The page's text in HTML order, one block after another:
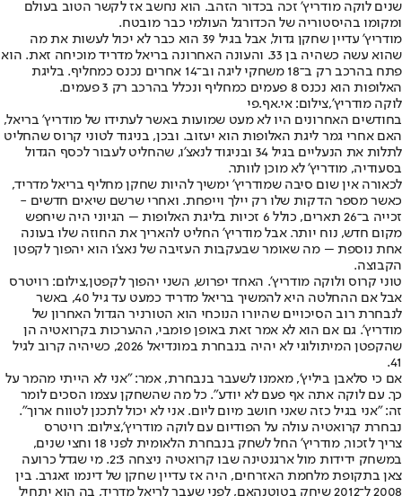
שנים לוקה מודריץ' זכה בכדור הזהב. הוא נחשב אז לקשר הטוב בעולם
ומקומו בהיסטוריה של הכדורגל העולמי כבר מובטח.
מודריץ' עדיין שחקן גדול, אבל בגיל 39 הוא כבר לא יכול לעשות את מה
שהוא עשה כשהיה בן 33. והעונה האחרונה בריאל מדריד מוכיחה זאת. הוא
פתח בהרכב רק ב־18 משחקי ליגה וב־14 אחרים נכנס כמחליף. בליגת
האלופות הוא נכנס 8 פעמים כמחליף ונכלל בהרכב רק 3 פעמים.
לוקה מודריץ',צילום: אי.אף.פי
בחודשים האחרונים היו לא מעט שמועות באשר לעתידו של מודריץ' בריאל,
האם אחרי גמר ליגת האלופות הוא יעזוב. ובכן, בניגוד לטוני קרוס שהחליט
לתלות את הנעליים בגיל 34 ובניגוד לנאצ'ו, שהחליט לעבור לכסף הגדול
בסעודיה, מודריץ' לא מוכן לוותר.
לכאורה אין שום סיבה שמודריץ' ימשיך להיות שחקן מחליף בריאל מדריד,
כאשר מספר הדקות שלו רק יילך וייפחת. ואחרי שרשם שיאים חדשים -
זכייה ב־26 תארים, כולל 6 זכיות בליגת האלופות – הגיוני היה שיחפש
מקום חדש, נוח יותר. אבל מודריץ' החליט להאריך את החוזה שלו בעונה
אחת נוספת – מה שאומר שבעקבות העזיבה של נאצ'ו הוא יהפוך לקפטן
הקבוצה.
טוני קרוס ולוקה מודריץ'. האחד יפרוש, השני יהפוך לקפטן,צילום: רויטרס
אבל אם ההחלטה היא להמשיך בריאל מדריד כמעט עד גיל 40, באשר
לנבחרת רוב הסיכויים שהיורו הנוכחי הוא הטורניר הגדול האחרון של
מודריץ'. גם אם הוא לא אמר זאת באופן פומבי, ההערכות בקרואטיה הן
שהקפטן המיתולוגי לא יהיה בנבחרת במונדיאל 2026, כשיהיה קרוב לגיל
41.
אם כי סלאבן ביליץ', מאמנו לשעבר בנבחרת, אמר: "אני לא הייתי מהמר על
כך. עם לוקה אתה אף פעם לא יודע". כל מה שהשחקן עצמו הסכים לומר
זה: "אני בגיל כזה שאני חושב מיום ליום. אני לא יכול לתכנן לטווח ארוך".
נבחרת קרואטיה עולה על הפודיום עם לוקה מודריץ',צילום: רויטרס
צריך לזכור, מודריץ' החל לשחק בנבחרת הלאומית לפני 18 וחצי שנים,
במשחק ידידות מול ארגנטינה שבו קרואטיה ניצחה 2:3. מי שגדל כרועה
צאן בתקופת מלחמת האזרחים, היה אז עדיין שחקן של דינמו זאגרב. בין
2008 ל־2012 שיחק בטוטנהאם, לפני שעבר לריאל מדריד, בה הוא יתחיל